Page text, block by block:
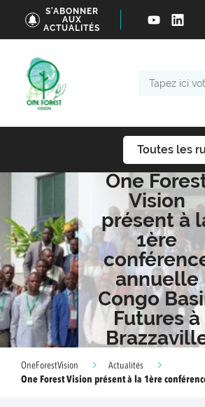
S'ABONNER
AUX
ACTUALITÉS
Toutes les
One
Vision
présent à
1ère
annuelle
Congo
Futures à
OneForestVision
Actualités
One Forest Vision présent à la 1ère